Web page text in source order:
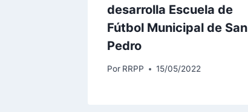
desarrolla Escuela de
Fútbol Municipal de San
Pedro
Por RRPP 15/05/2022